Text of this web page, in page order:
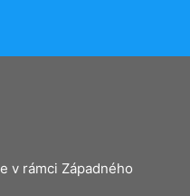
v rámci Západného